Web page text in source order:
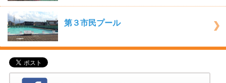
第３市民プール